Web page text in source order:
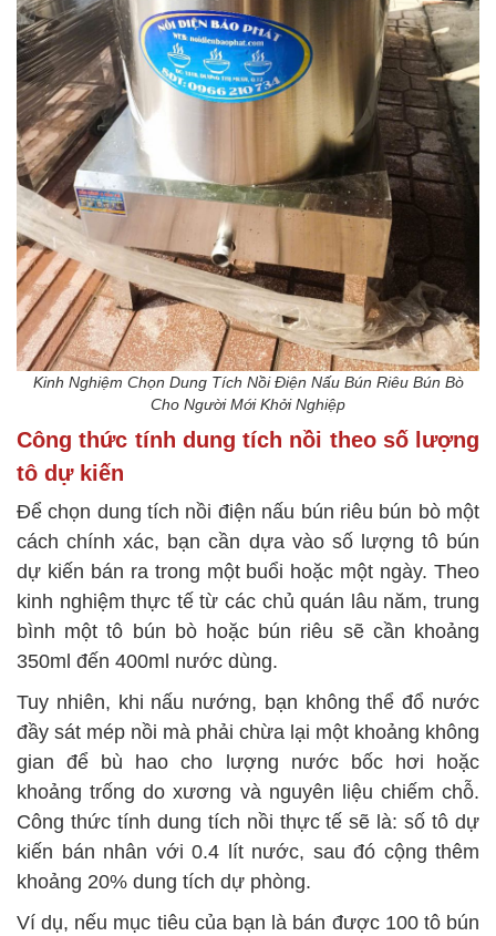
Kinh Nghiệm Chọn Dung Tích Nồi Điện Nấu Bún Riêu Bún Bò
Cho Người Mới Khởi Nghiệp
Công thức tính dung tích nồi theo số lượng
tô dự kiến
Để chọn dung tích nồi điện nấu bún riêu bún bò một
cách chính xác, bạn cần dựa vào số lượng tô bún
dự kiến bán ra trong một buổi hoặc một ngày. Theo
kinh nghiệm thực tế từ các chủ quán lâu năm, trung
bình một tô bún bò hoặc bún riêu sẽ cần khoảng
350ml đến 400ml nước dùng.
Tuy nhiên, khi nấu nướng, bạn không thể đổ nước
đầy sát mép nồi mà phải chừa lại một khoảng không
gian để bù hao cho lượng nước bốc hơi hoặc
khoảng trống do xương và nguyên liệu chiếm chỗ.
Công thức tính dung tích nồi thực tế sẽ là: số tô dự
kiến bán nhân với 0.4 lít nước, sau đó cộng thêm
khoảng 20% dung tích dự phòng.
Ví dụ, nếu mục tiêu của bạn là bán được 100 tô bún